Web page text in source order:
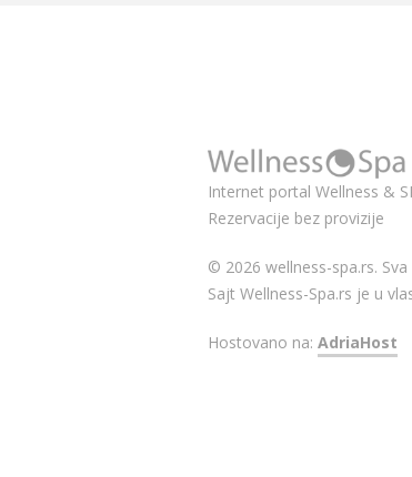
Internet portal Wellness &
Rezervacije bez provizije
© 2026 wellness-spa.rs.
Sajt Wellness-Spa.rs je u
Hostovano na: AdriaHost